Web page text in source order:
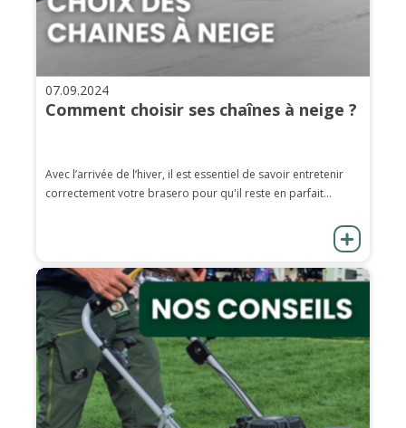
07.09.2024
Comment choisir ses chaînes à neige ?
Avec l’arrivée de l’hiver, il est essentiel de savoir entretenir
correctement votre brasero pour qu'il reste en parfait...